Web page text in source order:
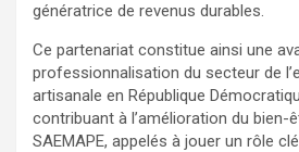
génératrice de revenus durables.
Ce partenariat constitue ainsi une
professionnalisation du secteur de
artisanale en République
contribuant à l’amélioration du bien-
SAEMAPE, appelés à jouer un rôle